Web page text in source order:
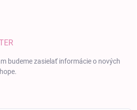
budeme zasielať informácie o nových